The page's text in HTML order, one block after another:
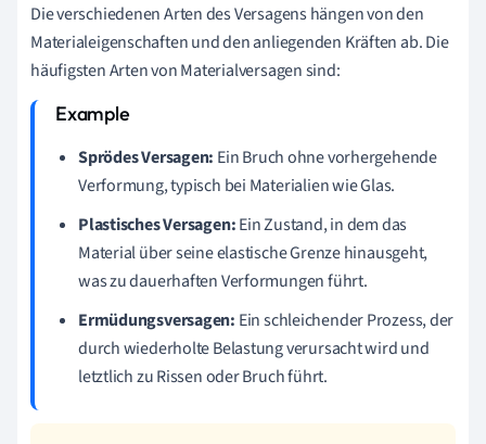
Die verschiedenen Arten des Versagens hängen von den
Materialeigenschaften und den anliegenden Kräften ab. Die
häufigsten Arten von Materialversagen sind:
Sprödes Versagen: Ein Bruch ohne vorhergehende
Verformung, typisch bei Materialien wie Glas.
Plastisches Versagen:Ein Zustand, in dem das
Material über seine elastische Grenze hinausgeht,
was zu dauerhaften Verformungen führt.
Ermüdungsversagen: Ein schleichender Prozess, der
durch wiederholte Belastung verursacht wird und
letztlich zu Rissen oder Bruch führt.